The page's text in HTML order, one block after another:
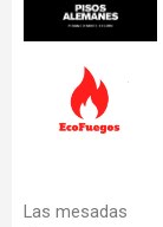
Las mesadas